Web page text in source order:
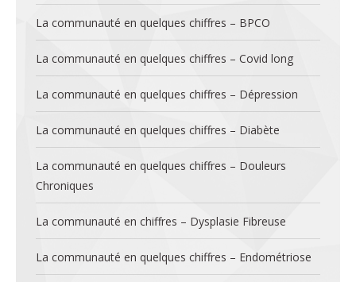
La communauté en quelques chiffres – BPCO
La communauté en quelques chiffres – Covid long
La communauté en quelques chiffres – Dépression
La communauté en quelques chiffres – Diabète
La communauté en quelques chiffres – Douleurs
Chroniques
La communauté en chiffres – Dysplasie Fibreuse
La communauté en quelques chiffres – Endométriose